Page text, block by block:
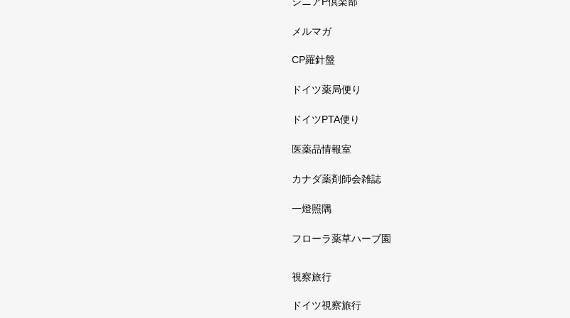
メルマガ
CP羅針盤
ドイツ薬局便り
ドイツPTA便り
医薬品情報室
カナダ薬剤師会雑誌
一燈照隅
フローラ薬草ハーブ園
視察旅行
ドイツ視察旅行